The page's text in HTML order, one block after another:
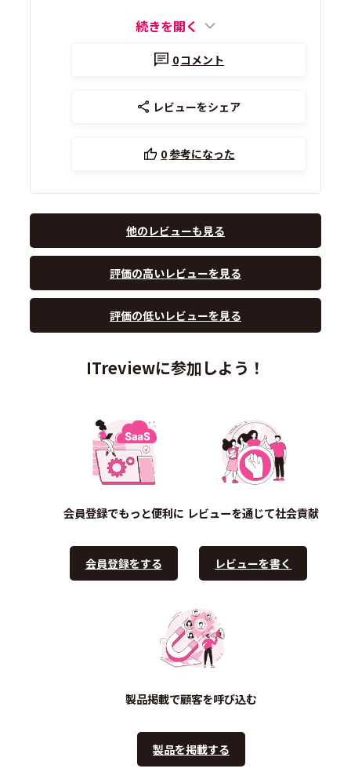
続きを開く
0コメント
レビューをシェア
0参考になった
他のレビューも見る
評価の高いレビューを見る
評価の低いレビューを見る
ITreviewに参加しよう！
会員登録でもっと便利に
会員登録をする
レビューを通じて社会貢献
レビューを書く
製品掲載で顧客を呼び込む
製品を掲載する